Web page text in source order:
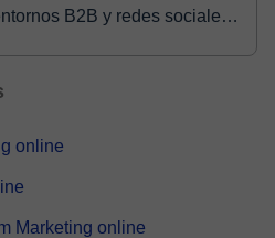
B2B y redes sociales.
online
Marketing online